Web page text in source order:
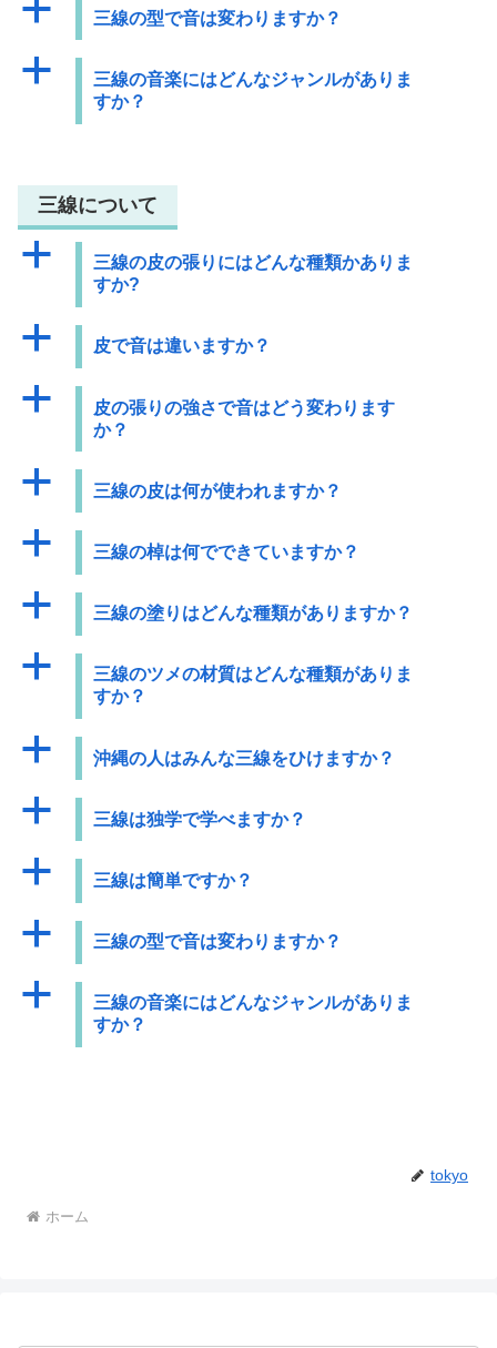
a 三線の型で音は変わりますか？
a
三線の音楽にはどんなジャンルがありま
すか？
三線について
a
三線の皮の張りにはどんな種類かありま
すか?
a 皮で音は違いますか？
a
皮の張りの強さで音はどう変わります
か？
a 三線の皮は何が使われますか？
a 三線の棹は何でできていますか？
a 三線の塗りはどんな種類がありますか？
a
三線のツメの材質はどんな種類がありま
すか？
a 沖縄の人はみんな三線をひけますか？
a 三線は独学で学べますか？
a 三線は簡単ですか？
a 三線の型で音は変わりますか？
a
三線の音楽にはどんなジャンルがありま
すか？
tokyo
ホーム